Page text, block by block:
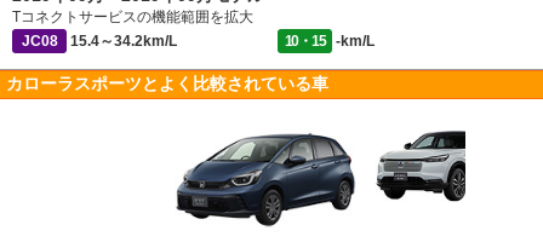
Tコネクトサービスの機能範囲を拡大
JC08
15.4～34.2km/L 10・15 -km/L
カローラスポーツとよく比較されている車